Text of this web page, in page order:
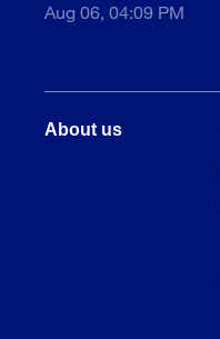
Aug 06, 04:09 PM
About us